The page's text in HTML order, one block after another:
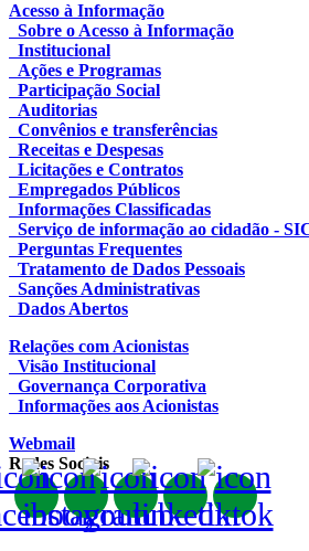
Acesso à Informação
Sobre o Acesso à Informação
Institucional
Ações e Programas
Participação Social
Auditorias
Convênios e transferências
Receitas e Despesas
Licitações e Contratos
Empregados Públicos
Informações Classificadas
Serviço de informação ao cidadão -
Perguntas Frequentes
Tratamento de Dados Pessoais
Sanções Administrativas
Dados Abertos
Relações com Acionistas
Visão Institucional
Governança Corporativa
Informações aos Acionistas
Webmail
Redes Sociais